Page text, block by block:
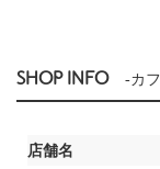
SHOP INFO -カ
店舗名